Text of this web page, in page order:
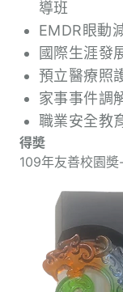
導班
EMDR眼動
國際生涯發
預立醫療照
家事事件調
職業安全教
得奬
109年友善校園